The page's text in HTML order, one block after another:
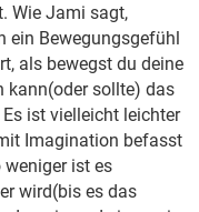
Wie Jami sagt,
ein Bewegungsgefühl
als bewegst du deine
kann(oder sollte) das
ist vielleicht leichter
Imagination befasst
ist es
wird(bis es das